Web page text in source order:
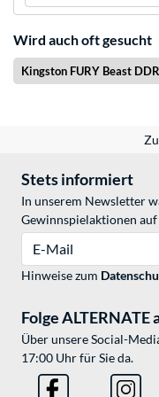
Wird auch oft gesucht
Kingston FURY Beast
Stets informiert
In unserem Newsletter
Gewinnspielaktionen auf
Hinweise zum
Folge ALTERNATE
Über unsere Social-
17:00 Uhr für Sie da.